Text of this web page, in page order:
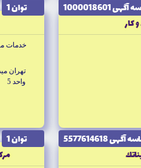
1000018601
كار
توان 1
خدمات
واحد 5
5577614618
توان 1